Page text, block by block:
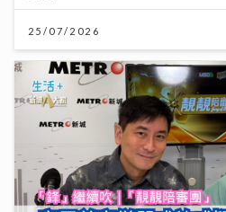
25/07/2026